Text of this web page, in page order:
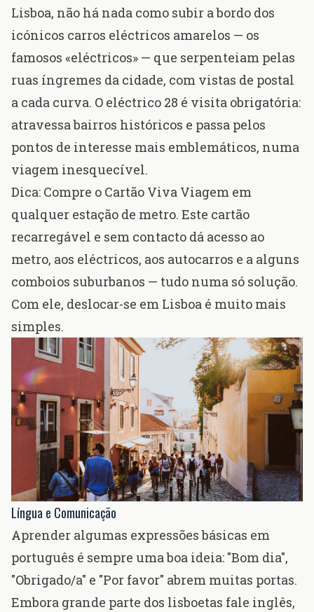
Lisboa, não há nada como subir a bordo dos
icónicos carros eléctricos amarelos — os
famosos «eléctricos» — que serpenteiam pelas
ruas íngremes da cidade, com vistas de postal
a cada curva. O eléctrico 28 é visita obrigatória:
atravessa bairros históricos e passa pelos
pontos de interesse mais emblemáticos, numa
viagem inesquecível.
Dica: Compre o Cartão Viva Viagem em
qualquer estação de metro. Este cartão
recarregável e sem contacto dá acesso ao
metro, aos eléctricos, aos autocarros e a alguns
comboios suburbanos — tudo numa só solução.
Com ele, deslocar-se em Lisboa é muito mais
simples.
Língua e Comunicação
Aprender algumas expressões básicas em
português é sempre uma boa ideia: "Bom dia",
"Obrigado/a" e "Por favor" abrem muitas portas.
Embora grande parte dos lisboetas fale inglês,